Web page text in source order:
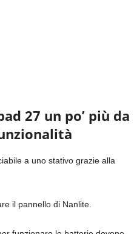
27 un po’ più da
a uno stativo grazie alla
il pannello di Nanlite.